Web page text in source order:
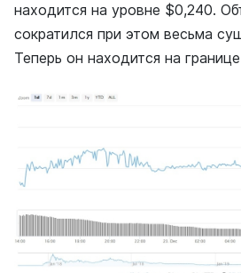
находится на уровне $0,240.
сократился при этом весьма
Теперь он находится на